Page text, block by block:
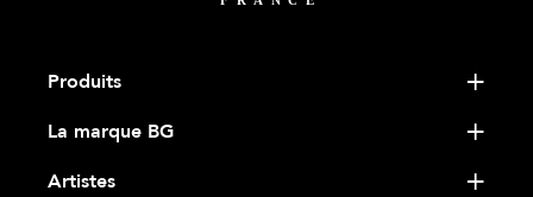
Produits
La marque BG
Artistes